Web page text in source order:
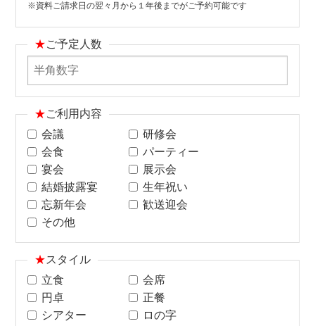
※資料ご請求日の翌々月から１年後までがご予約可能です
★ご予定人数
★ご利用内容
会議
研修会
会食
パーティー
宴会
展示会
結婚披露宴
生年祝い
忘新年会
歓送迎会
その他
★スタイル
立食
会席
円卓
正餐
シアター
ロの字